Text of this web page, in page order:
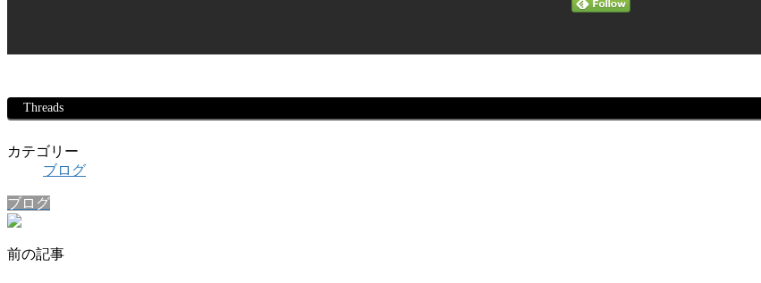
Threads
カテゴリー
ブログ
ブログ
前の記事